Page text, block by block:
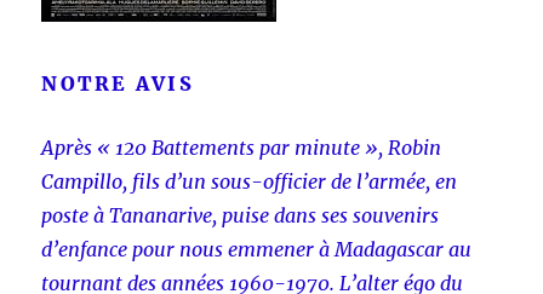
NOTRE AVIS
Après « 120 Battements par minute », Robin
Campillo, fils d’un sous-officier de l’armée, en
poste à Tananarive, puise dans ses souvenirs
d’enfance pour nous emmener à Madagascar au
tournant des années 1960-1970. L’alter égo du